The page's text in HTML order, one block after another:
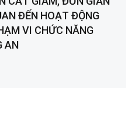
ĐẾN HOẠT ĐỘNG
VI CHỨC NĂNG
AN